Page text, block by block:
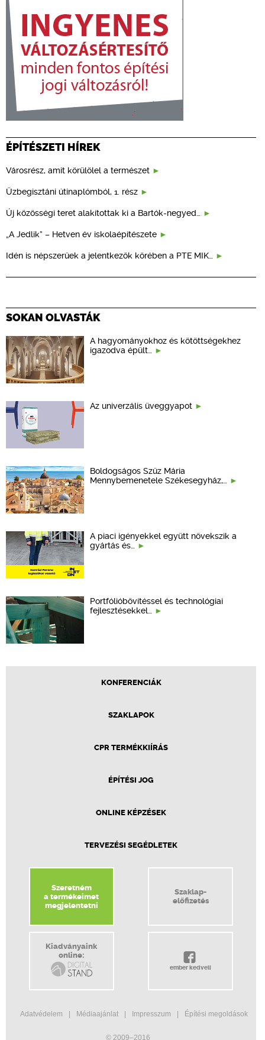
ÉPÍTÉSZETI HÍREK
Városrész, amit körülölel a természet
Üzbegisztáni útinaplómból, 1. rész
Új közösségi teret alakítottak ki a Bartók-negyed…
„A Jedlik” – Hetven év iskolaépítészete
Idén is népszerűek a jelentkezők körében a PTE MIK…
SOKAN OLVASTÁK
A hagyományokhoz és kötöttségekhez
igazodva épült…
Az univerzális üveggyapot
Boldogságos Szűz Mária
Mennybemenetele Székesegyház,…
A piaci igényekkel együtt növekszik a
gyártás és…
Portfólióbővítéssel és technológiai
fejlesztésekkel…
KONFERENCIÁK
SZAKLAPOK
CPR TERMÉKKIÍRÁS
ÉPÍTÉSI JOG
ONLINE KÉPZÉSEK
TERVEZÉSI SEGÉDLETEK
Szeretném
a termékeimet
megjelentetni
Szaklap-
előfizetés
Kiadványaink
online:
ember kedveli
Adatvédelem Médiaajánlat Impresszum Építési megoldások
© 2009–2016